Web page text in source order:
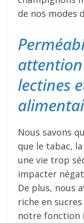
de nos modes
lectines
Nous savons
que le tabac,
une vie trop
impacter
De plus, nous
riche en
notre fonction